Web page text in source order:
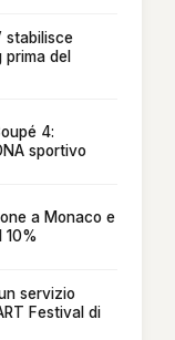
stabilisce
del
4:
sportivo
a Monaco e
10%
servizio
Festival di